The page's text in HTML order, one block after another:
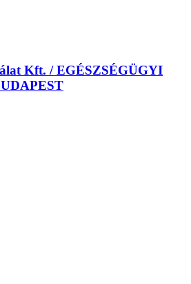
Kft. / EGÉSZSÉGÜGYI